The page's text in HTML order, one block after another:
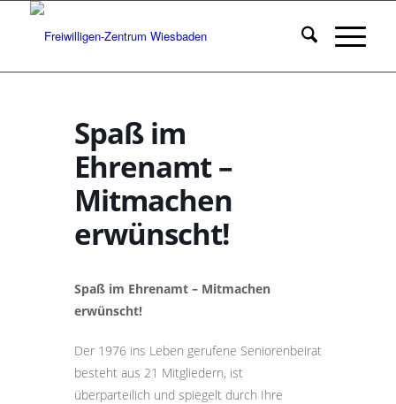
Spaß im
Ehrenamt –
Mitmachen
erwünscht!
Spaß im Ehrenamt – Mitmachen
erwünscht!
Der 1976 ins Leben gerufene Seniorenbeirat
besteht aus 21 Mitgliedern, ist
überparteilich und spiegelt durch Ihre